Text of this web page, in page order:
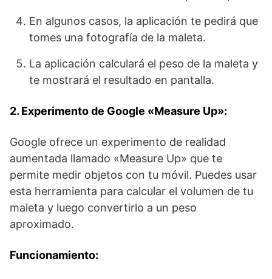
En algunos casos, la aplicación te pedirá que
tomes una fotografía de la maleta.
La aplicación calculará el peso de la maleta y
te mostrará el resultado en pantalla.
2. Experimento de Google «Measure Up»:
Google ofrece un experimento de realidad
aumentada llamado «Measure Up» que te
permite medir objetos con tu móvil. Puedes usar
esta herramienta para calcular el volumen de tu
maleta y luego convertirlo a un peso
aproximado.
Funcionamiento: